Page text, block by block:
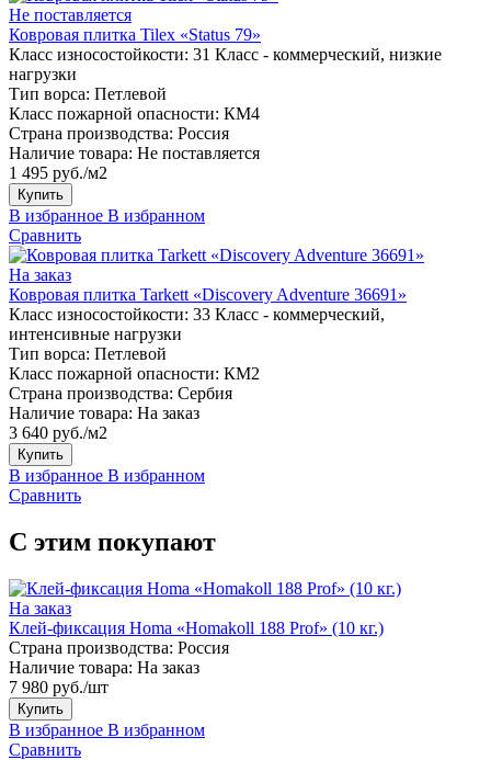
Не поставляется
Ковровая плитка Tilex «Status 79»
Класс износостойкости: 31 Класс - коммерческий, низкие
нагрузки
Тип ворса: Петлевой
Класс пожарной опасности: КМ4
Страна производства: Россия
Наличие товара: Не поставляется
1 495 руб./м2
Купить
В избранное В избранном
Сравнить
На заказ
Ковровая плитка Tarkett «Discovery Adventure 36691»
Класс износостойкости: 33 Класс - коммерческий,
интенсивные нагрузки
Тип ворса: Петлевой
Класс пожарной опасности: КМ2
Страна производства: Сербия
Наличие товара: На заказ
3 640 руб./м2
Купить
В избранное В избранном
Сравнить
С этим покупают
На заказ
Клей-фиксация Homa «Homakoll 188 Prof» (10 кг.)
Страна производства: Россия
Наличие товара: На заказ
7 980 руб./шт
Купить
В избранное В избранном
Сравнить